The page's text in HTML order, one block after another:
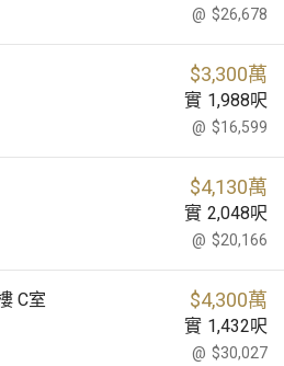
@ $26,678
$3,300萬
實 1,988呎
@ $16,599
$4,130萬
實 2,048呎
@ $20,166
C室 $4,300萬
實 1,432呎
@ $30,027